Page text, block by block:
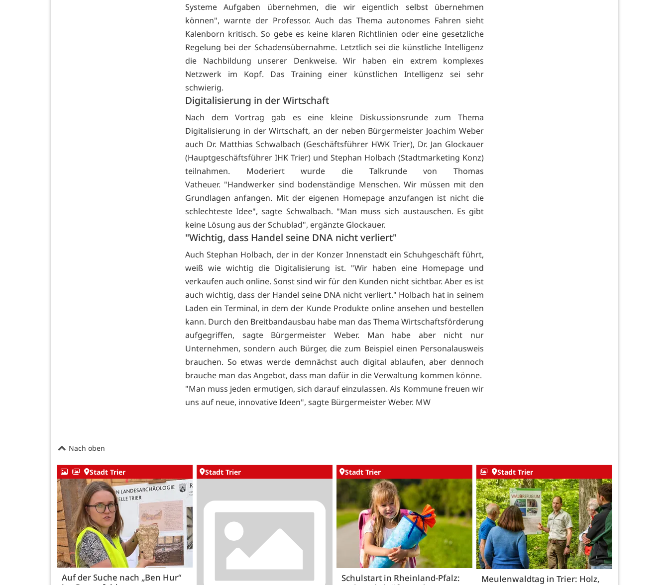
Systeme Aufgaben übernehmen, die wir eigentlich selbst übernehmen
können", warnte der Professor. Auch das Thema autonomes Fahren sieht
Kalenborn kritisch. So gebe es keine klaren Richtlinien oder eine gesetzliche
Regelung bei der Schadensübernahme. Letztlich sei die künstliche Intelligenz
die Nachbildung unserer Denkweise. Wir haben ein extrem komplexes
Netzwerk im Kopf. Das Training einer künstlichen Intelligenz sei sehr
schwierig.
Digitalisierung in der Wirtschaft
Nach dem Vortrag gab es eine kleine Diskussionsrunde zum Thema
Digitalisierung in der Wirtschaft, an der neben Bürgermeister Joachim Weber
auch Dr. Matthias Schwalbach (Geschäftsführer HWK Trier), Dr. Jan Glockauer
(Hauptgeschäftsführer IHK Trier) und Stephan Holbach (Stadtmarketing Konz)
teilnahmen. Moderiert wurde die Talkrunde von Thomas
Vatheuer. "Handwerker sind bodenständige Menschen. Wir müssen mit den
Grundlagen anfangen. Mit der eigenen Homepage anzufangen ist nicht die
schlechteste Idee", sagte Schwalbach. "Man muss sich austauschen. Es gibt
keine Lösung aus der Schublad", ergänzte Glockauer.
"Wichtig, dass Handel seine DNA nicht verliert"
Auch Stephan Holbach, der in der Konzer Innenstadt ein Schuhgeschäft führt,
weiß wie wichtig die Digitalisierung ist. "Wir haben eine Homepage und
verkaufen auch online. Sonst sind wir für den Kunden nicht sichtbar. Aber es ist
auch wichtig, dass der Handel seine DNA nicht verliert." Holbach hat in seinem
Laden ein Terminal, in dem der Kunde Produkte online ansehen und bestellen
kann. Durch den Breitbandausbau habe man das Thema Wirtschaftsförderung
aufgegriffen, sagte Bürgermeister Weber. Man habe aber nicht nur
Unternehmen, sondern auch Bürger, die zum Beispiel einen Personalausweis
brauchen. So etwas werde demnächst auch digital ablaufen, aber dennoch
brauche man das Angebot, dass man dafür in die Verwaltung kommen könne.
"Man muss jeden ermutigen, sich darauf einzulassen. Als Kommune freuen wir
uns auf neue, innovative Ideen", sagte Bürgermeister Weber. MW
Nach oben
Stadt Trier
Auf der Suche nach „Ben Hur“
Stadt Trier Stadt Trier
Schulstart in Rheinland-Pfalz:
Stadt Trier
Meulenwaldtag in Trier: Holz,